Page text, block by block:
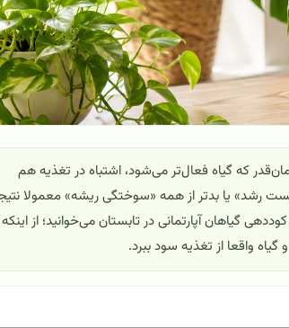
که گیاه فعال‌تر می‌شود، اشتباه در تغذیه هم
رشد» یا بدتر از همه «سوختگی ریشه» معمولا
گیاهان آپارتمانی در تابستان می‌خوانید؛ از
واقعا از تغذیه سود ببرد.